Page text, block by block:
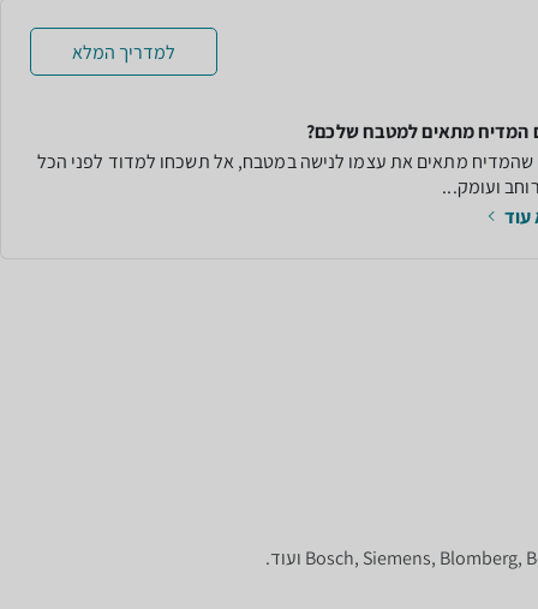
למדריך המלא
המדיח מתאים למטבח שלכם?
שהמדיח מתאים את עצמו לנישה במטבח, אל תשכחו למדוד לפני הכל
ועומק...
עוד